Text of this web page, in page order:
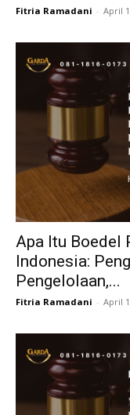
Fitria Ramadani - April
Apa Itu Boedel
Indonesia:
Pengelolaan,...
Fitria Ramadani - April